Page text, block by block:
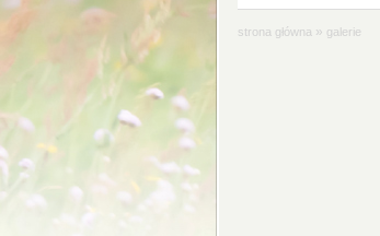
strona główna » galerie